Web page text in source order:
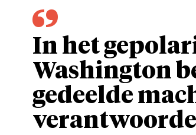
In het
Washington
gedeelde